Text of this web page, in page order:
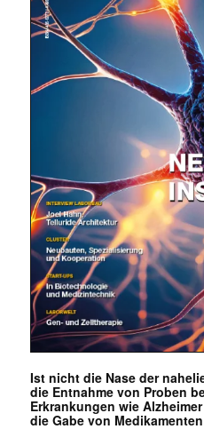
Ist nicht die Nase der
die Entnahme von Proben
Erkrankungen wie
die Gabe von